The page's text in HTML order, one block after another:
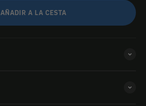
AÑADIR A LA CESTA